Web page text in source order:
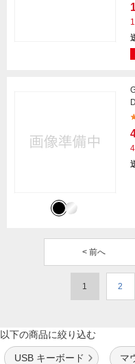
< 前へ
1 2
以下の商品に絞り込む
USB キーボード マ